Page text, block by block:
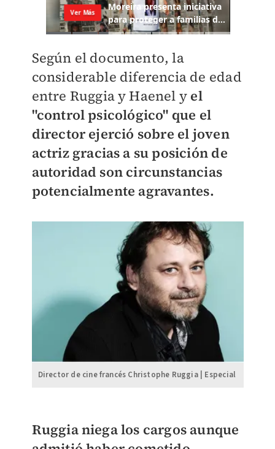
Según el documento, la
considerable diferencia de edad
entre Ruggia y Haenel y el
"control psicológico" que el
director ejerció sobre el joven
actriz gracias a su posición de
autoridad son circunstancias
potencialmente agravantes.
Director de cine francés Christophe Ruggia | Especial
Ruggia niega los cargos aunque